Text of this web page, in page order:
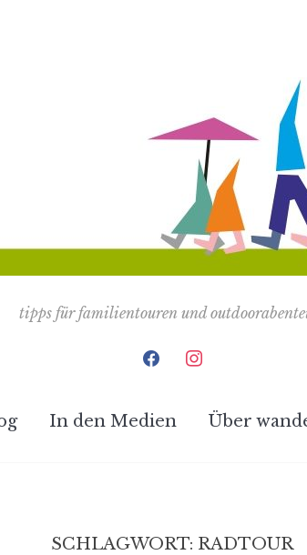
tipps für familientouren und
facebookinstagram
In den Medien Über
SCHLAGWORT: RADTOUR